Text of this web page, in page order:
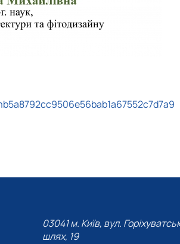
03041 м. Київ, вул.
шлях, 19